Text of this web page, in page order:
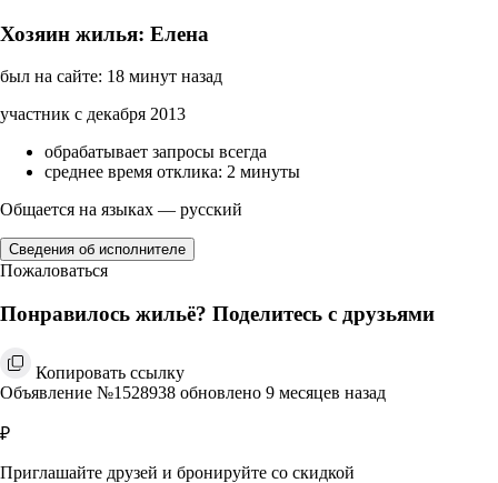
Хозяин жилья: Елена
был на сайте: 18 минут назад
участник с декабря 2013
обрабатывает запросы всегда
среднее время отклика: 2 минуты
Общается на языках — русский
Сведения об исполнителе
Пожаловаться
Понравилось жильё? Поделитесь с друзьями
Копировать ссылку
Объявление №1528938 обновлено 9 месяцев назад
₽
Приглашайте друзей и бронируйте со скидкой